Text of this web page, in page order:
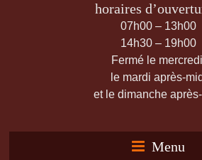
horaires
07h00 – 13h00
14h30 – 19h00
Fermé le
le mardi après-
et le dimanche
Menu